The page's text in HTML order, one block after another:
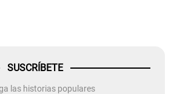
SUSCRÍBETE
las historias populares